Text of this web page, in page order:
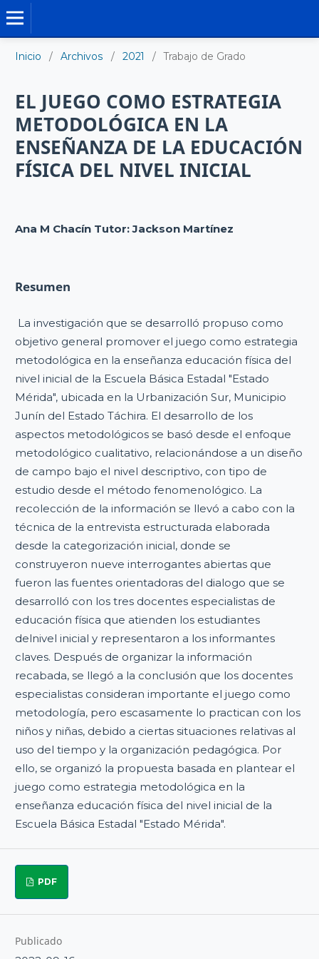
Inicio / Archivos / 2021 / Trabajo de Grado
EL JUEGO COMO ESTRATEGIA
METODOLÓGICA EN LA
ENSEÑANZA DE LA EDUCACIÓN
FÍSICA DEL NIVEL INICIAL
Ana M Chacín Tutor: Jackson Martínez
Resumen
La investigación que se desarrolló propuso como
objetivo general promover el juego como estrategia
metodológica en la enseñanza educación física del
nivel inicial de la Escuela Básica Estadal "Estado
Mérida", ubicada en la Urbanización Sur, Municipio
Junín del Estado Táchira. El desarrollo de los
aspectos metodológicos se basó desde el enfoque
metodológico cualitativo, relacionándose a un diseño
de campo bajo el nivel descriptivo, con tipo de
estudio desde el método fenomenológico. La
recolección de la información se llevó a cabo con la
técnica de la entrevista estructurada elaborada
desde la categorización inicial, donde se
construyeron nueve interrogantes abiertas que
fueron las fuentes orientadoras del dialogo que se
desarrolló con los tres docentes especialistas de
educación física que atienden los estudiantes
delnivel inicial y representaron a los informantes
claves. Después de organizar la información
recabada, se llegó a la conclusión que los docentes
especialistas consideran importante el juego como
metodología, pero escasamente lo practican con los
niños y niñas, debido a ciertas situaciones relativas al
uso del tiempo y la organización pedagógica. Por
ello, se organizó la propuesta basada en plantear el
juego como estrategia metodológica en la
enseñanza educación física del nivel inicial de la
Escuela Básica Estadal "Estado Mérida".
PDF
Publicado